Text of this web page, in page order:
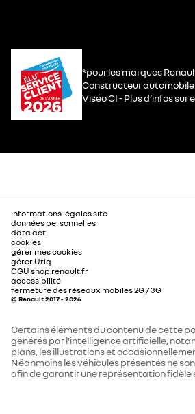
*pour les marques
Constructeur automobile
Viséo CI - Plus d’infos sur
informations légales site
données personnelles
data act
cookies
gérer mes cookies
gérer Utiq
CGU shop.renault.fr
accessibilité
fermeture des réseaux mobiles 2G / 3G
© Renault 2017 - 2026
Certains éléments du contenu de cette
générés par l'intelligence artificielle,
plans, les illustrations et
Néanmoins les véhicules présentés ne
afin de garantir une représentation fidèle